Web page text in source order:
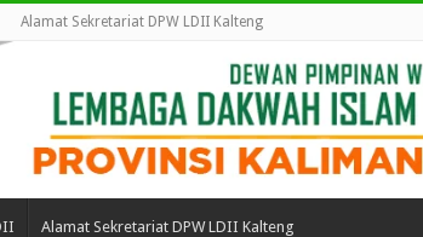
Alamat Sekretariat DPW LDII Kalteng
Alamat Sekretariat DPW LDII Kalteng